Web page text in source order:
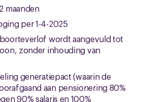
maanden
per 1-4-2025
wordt aangevuld tot
zonder inhouding van
generatiepact (waarin de
aan pensionering 80%
90% salaris en 100%